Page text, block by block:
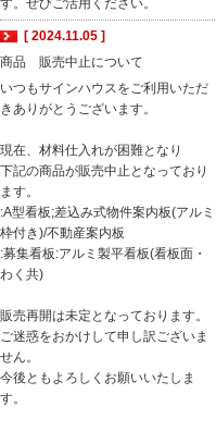
す。ぜひご活用ください。
[ 2024.11.05 ]
商品 販売中止について
いつもサインハウスをご利用いただ
きありがとうございます。
現在、材料仕入れが困難となり
下記の商品が販売中止となっており
ます。
:A型看板;差込み式物件案内板(アルミ
枠付き)/不動産案内板
:募集看板:アルミ製平看板(看板面・
わく共)
販売再開は未定となっております。
ご迷惑をおかけして申し訳ございま
せん。
今後ともよろしくお願いいたしま
す。